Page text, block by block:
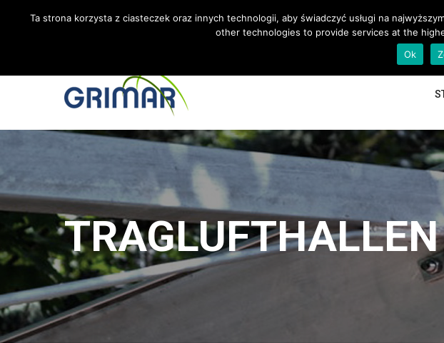
RUFEN SIE UNS AN +48 533 967 605 INTERNATIONAL@GRIMAR.EU
TRAGLUFTHALLEN
Ta strona korzysta z ciasteczek oraz innych technologii, aby świadczyć usługi na
other technologies to provide services at the
Ok